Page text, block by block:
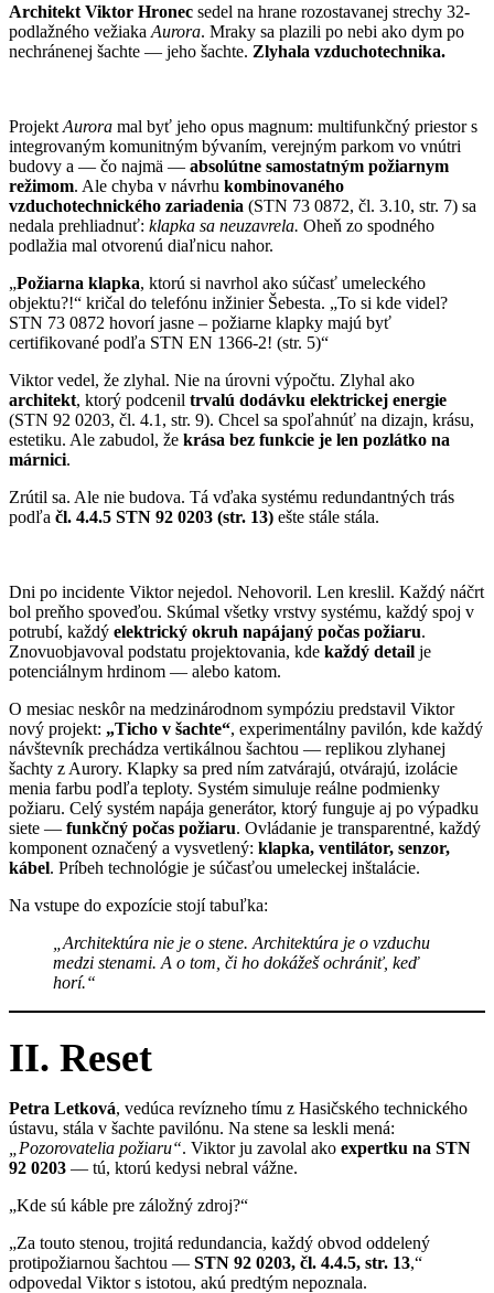
Architekt Viktor Hronec sedel na hrane rozostavanej strechy 32-
podlažného vežiaka Aurora. Mraky sa plazili po nebi ako dym po
nechránenej šachte — jeho šachte. Zlyhala vzduchotechnika.
Projekt Aurora mal byť jeho opus magnum: multifunkčný priestor s
integrovaným komunitným bývaním, verejným parkom vo vnútri
budovy a — čo najmä — absolútne samostatným požiarnym
režimom. Ale chyba v návrhu kombinovaného
vzduchotechnického zariadenia (STN 73 0872, čl. 3.10, str. 7) sa
nedala prehliadnuť: klapka sa neuzavrela. Oheň zo spodného
podlažia mal otvorenú diaľnicu nahor.
„Požiarna klapka, ktorú si navrhol ako súčasť umeleckého
objektu?!“ kričal do telefónu inžinier Šebesta. „To si kde videl?
STN 73 0872 hovorí jasne – požiarne klapky majú byť
certifikované podľa STN EN 1366-2! (str. 5)“
Viktor vedel, že zlyhal. Nie na úrovni výpočtu. Zlyhal ako
architekt, ktorý podcenil trvalú dodávku elektrickej energie
(STN 92 0203, čl. 4.1, str. 9). Chcel sa spoľahnúť na dizajn, krásu,
estetiku. Ale zabudol, že krása bez funkcie je len pozlátko na
márnici.
Zrútil sa. Ale nie budova. Tá vďaka systému redundantných trás
podľa čl. 4.4.5 STN 92 0203 (str. 13) ešte stále stála.
Dni po incidente Viktor nejedol. Nehovoril. Len kreslil. Každý náčrt
bol preňho spoveďou. Skúmal všetky vrstvy systému, každý spoj v
potrubí, každý elektrický okruh napájaný počas požiaru.
Znovuobjavoval podstatu projektovania, kde každý detail je
potenciálnym hrdinom — alebo katom.
O mesiac neskôr na medzinárodnom sympóziu predstavil Viktor
nový projekt: „Ticho v šachte“, experimentálny pavilón, kde každý
návštevník prechádza vertikálnou šachtou — replikou zlyhanej
šachty z Aurory. Klapky sa pred ním zatvárajú, otvárajú, izolácie
menia farbu podľa teploty. Systém simuluje reálne podmienky
požiaru. Celý systém napája generátor, ktorý funguje aj po výpadku
siete — funkčný počas požiaru. Ovládanie je transparentné, každý
komponent označený a vysvetlený: klapka, ventilátor, senzor,
kábel. Príbeh technológie je súčasťou umeleckej inštalácie.
Na vstupe do expozície stojí tabuľka:
„Architektúra nie je o stene. Architektúra je o vzduchu
medzi stenami. A o tom, či ho dokážeš ochrániť, keď
horí.“
II. Reset
Petra Letková, vedúca revízneho tímu z Hasičského technického
ústavu, stála v šachte pavilónu. Na stene sa leskli mená:
„Pozorovatelia požiaru“. Viktor ju zavolal ako expertku na STN
92 0203 — tú, ktorú kedysi nebral vážne.
„Kde sú káble pre záložný zdroj?“
„Za touto stenou, trojitá redundancia, každý obvod oddelený
protipožiarnou šachtou — STN 92 0203, čl. 4.4.5, str. 13,“
odpovedal Viktor s istotou, akú predtým nepoznala.